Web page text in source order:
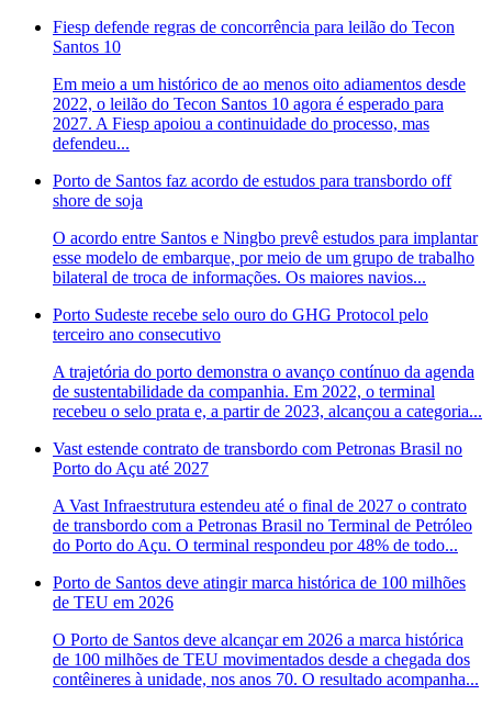
Fiesp defende regras de concorrência para leilão do Tecon
Santos 10
Em meio a um histórico de ao menos oito adiamentos desde
2022, o leilão do Tecon Santos 10 agora é esperado para
2027. A Fiesp apoiou a continuidade do processo, mas
defendeu...
Porto de Santos faz acordo de estudos para transbordo off
shore de soja
O acordo entre Santos e Ningbo prevê estudos para implantar
esse modelo de embarque, por meio de um grupo de trabalho
bilateral de troca de informações. Os maiores navios...
Porto Sudeste recebe selo ouro do GHG Protocol pelo
terceiro ano consecutivo
A trajetória do porto demonstra o avanço contínuo da agenda
de sustentabilidade da companhia. Em 2022, o terminal
recebeu o selo prata e, a partir de 2023, alcançou a categoria...
Vast estende contrato de transbordo com Petronas Brasil no
Porto do Açu até 2027
A Vast Infraestrutura estendeu até o final de 2027 o contrato
de transbordo com a Petronas Brasil no Terminal de Petróleo
do Porto do Açu. O terminal respondeu por 48% de todo...
Porto de Santos deve atingir marca histórica de 100 milhões
de TEU em 2026
O Porto de Santos deve alcançar em 2026 a marca histórica
de 100 milhões de TEU movimentados desde a chegada dos
contêineres à unidade, nos anos 70. O resultado acompanha...